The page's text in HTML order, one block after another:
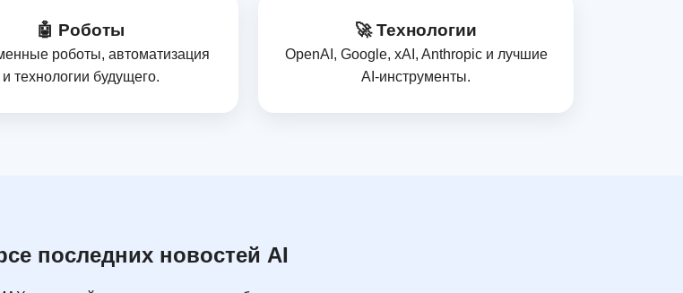
🤖 Роботы
роботы, автоматизация
и технологии будущего.
🚀 Технологии
OpenAI, Google, xAI, Anthropic и лучшие
AI‑инструменты.
последних новостей AI